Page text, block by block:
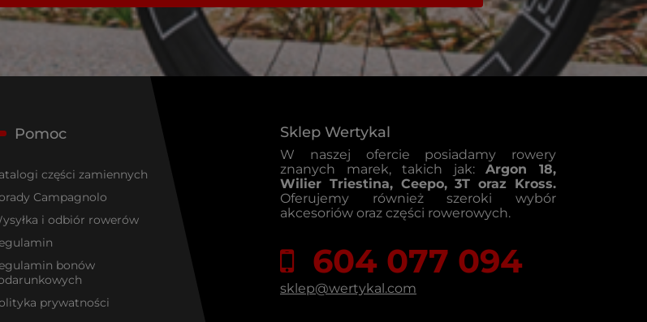
Sklep Wertykal
W naszej ofercie posiadamy rowery
znanych marek, takich jak:Argon 18,
Wilier Triestina, Ceepo, 3T oraz Kross.
Oferujemy również szeroki wybór
akcesoriów oraz części rowerowych.
604 077 094
sklep@wertykal.com
Pomoc
części zamiennych
Campagnolo
i odbiór rowerów
bonów
prywatności